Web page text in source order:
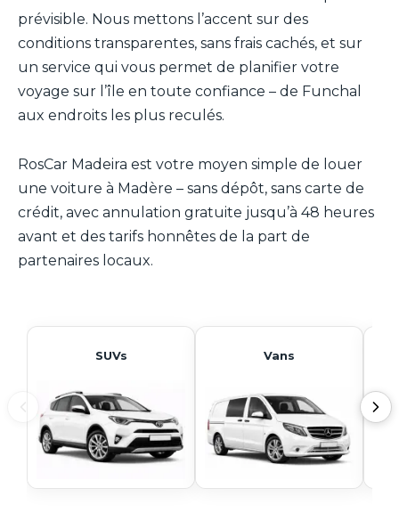
prévisible. Nous mettons l’accent sur des
conditions transparentes, sans frais cachés, et sur
un service qui vous permet de planifier votre
voyage sur l’île en toute confiance – de Funchal
aux endroits les plus reculés.
RosCar Madeira est votre moyen simple de louer
une voiture à Madère – sans dépôt, sans carte de
crédit, avec annulation gratuite jusqu’à 48 heures
avant et des tarifs honnêtes de la part de
partenaires locaux.
SUVs Vans